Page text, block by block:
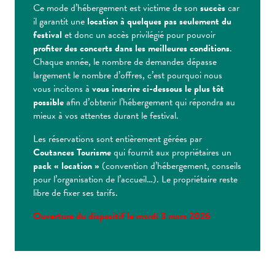
Ce mode d’hébergement est victime de son succèscar
il garantit une location à quelques pas seulement du
festival et donc un accès privilégié pour pouvoir
profiter des concerts dans les meilleures conditions.
Chaque année, le nombre de demandes dépasse
largement le nombre d’offres, c’est pourquoi nous
vous incitons à vous inscrire ci-dessous le plus tôt
possibleafin d’obtenir l’hébergement qui répondra au
mieux à vos attentes durant le festival.
Les réservations sont entièrement gérées par
Coutances Tourismequi fournit aux propriétaires un
pack « location » (convention d’hébergement, conseils
pour l’organisation de l’accueil…). Le propriétaire reste
libre de fixer ses tarifs.
Ouverture du dispositif le mardi 3 mars 2026